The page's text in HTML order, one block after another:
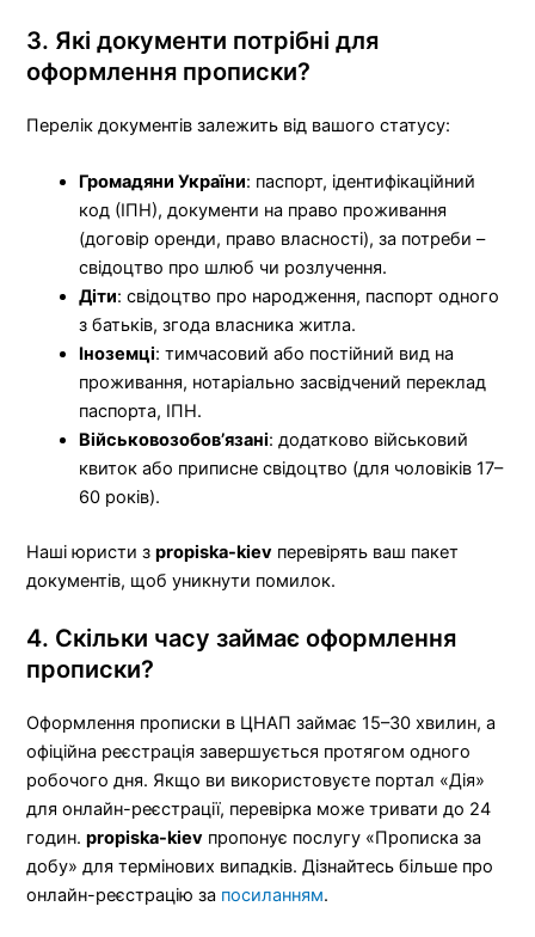
3. Які документи потрібні для
оформлення прописки?
Перелік документів залежить від вашого статусу:
Громадяни України: паспорт, ідентифікаційний
код (ІПН), документи на право проживання
(договір оренди, право власності), за потреби –
свідоцтво про шлюб чи розлучення.
Діти: свідоцтво про народження, паспорт одного
з батьків, згода власника житла.
Іноземці: тимчасовий або постійний вид на
проживання, нотаріально засвідчений переклад
паспорта, ІПН.
Військовозобов’язані: додатково військовий
квиток або приписне свідоцтво (для чоловіків 17–
60 років).
Наші юристи зpropiska-kiev перевірять ваш пакет
документів, щоб уникнути помилок.
4. Скільки часу займає оформлення
прописки?
Оформлення прописки в ЦНАП займає 15–30 хвилин, а
офіційна реєстрація завершується протягом одного
робочого дня. Якщо ви використовуєте портал «Дія»
для онлайн-реєстрації, перевірка може тривати до 24
годин.propiska-kiev пропонує послугу «Прописка за
добу» для термінових випадків. Дізнайтесь більше про
онлайн-реєстрацію за посиланням.